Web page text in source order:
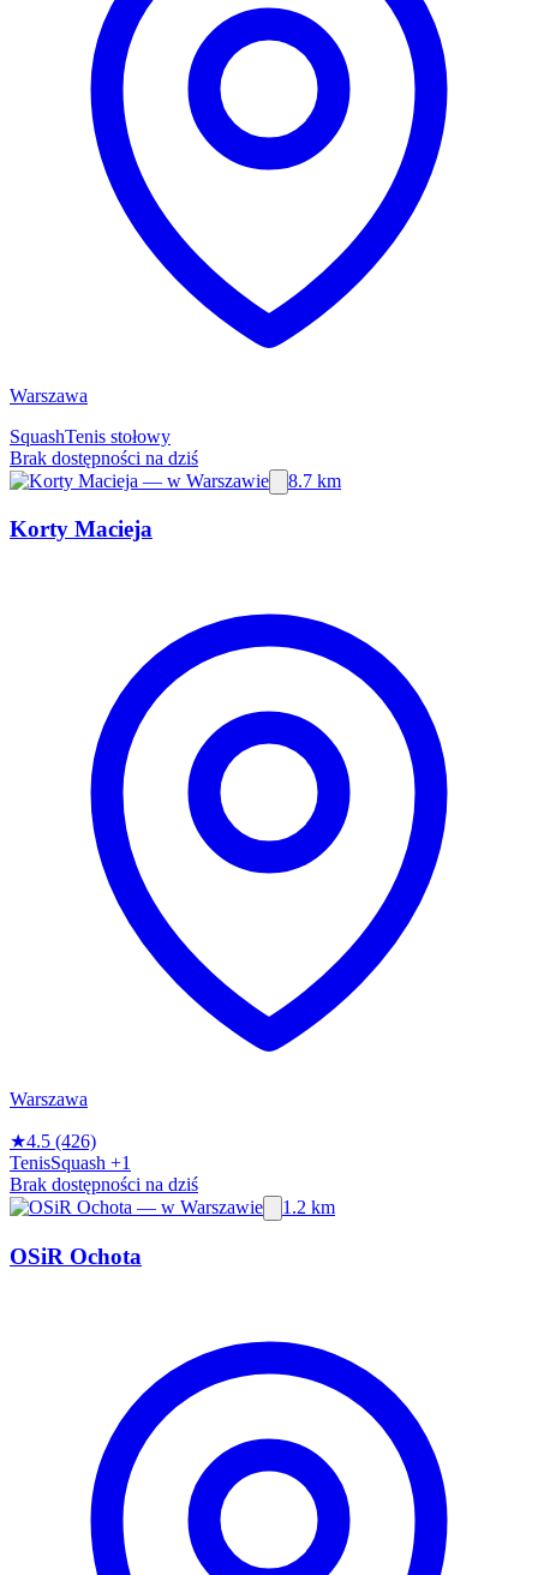
Warszawa
SquashTenis stołowy
Brak dostępności na dziś
8.7 km
Korty Macieja
Warszawa
★4.5 (426)
TenisSquash +1
Brak dostępności na dziś
1.2 km
OSiR Ochota